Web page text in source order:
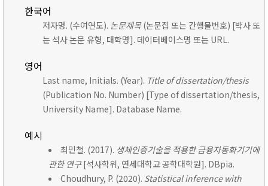
한국어
저자명. (수여연도). 논문제목(논문집 또는 간행물번호) [박사 또
는 석사 논문 유형, 대학명]. 데이터베이스명 또는 URL.
영어
Last name, Initials. (Year). Title of dissertation/thesis
(Publication No. Number) [Type of dissertation/thesis,
University Name]. Database Name.
예시
최민철. (2017). 생체인증기술을 적용한 금융자동화기기에
관한 연구[석사학위, 연세대학교 공학대학원]. DBpia.
Choudhury, P. (2020). Statistical inference with